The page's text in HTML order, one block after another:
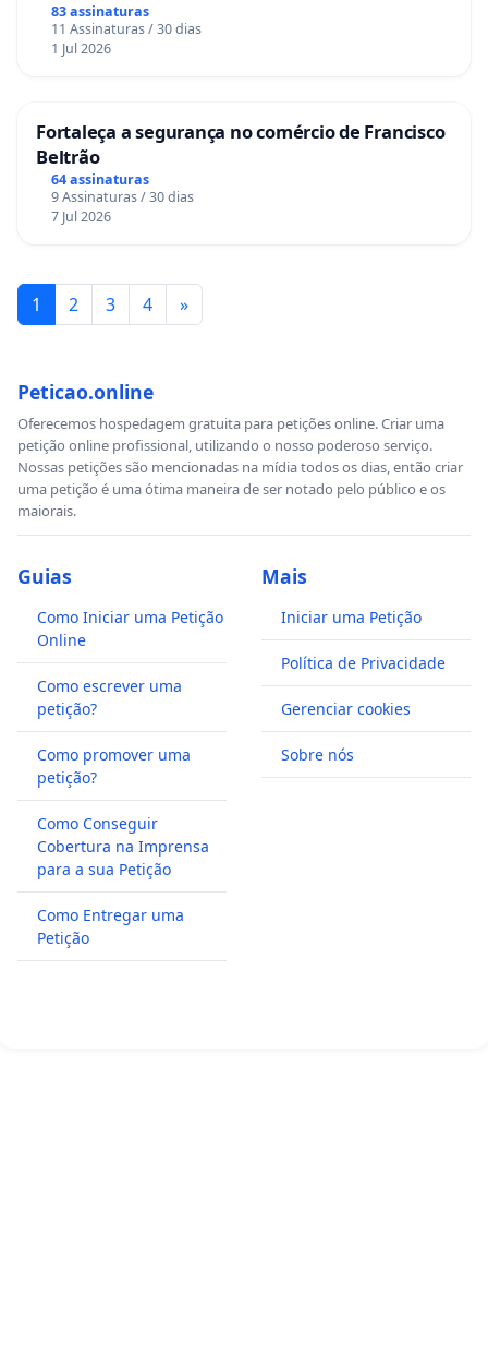
83 assinaturas
11 Assinaturas / 30 dias
1 Jul 2026
Fortaleça a segurança no comércio de Francisco
Beltrão
64 assinaturas
9 Assinaturas / 30 dias
7 Jul 2026
1 2 3 4 »
Peticao.online
Oferecemos hospedagem gratuita para petições online. Criar uma
petição online profissional, utilizando o nosso poderoso serviço.
Nossas petições são mencionadas na mídia todos os dias, então criar
uma petição é uma ótima maneira de ser notado pelo público e os
maiorais.
Guias
Como Iniciar uma Petição
Online
Como escrever uma
petição?
Como promover uma
petição?
Como Conseguir
Cobertura na Imprensa
para a sua Petição
Como Entregar uma
Petição
Mais
Iniciar uma Petição
Política de Privacidade
Gerenciar cookies
Sobre nós